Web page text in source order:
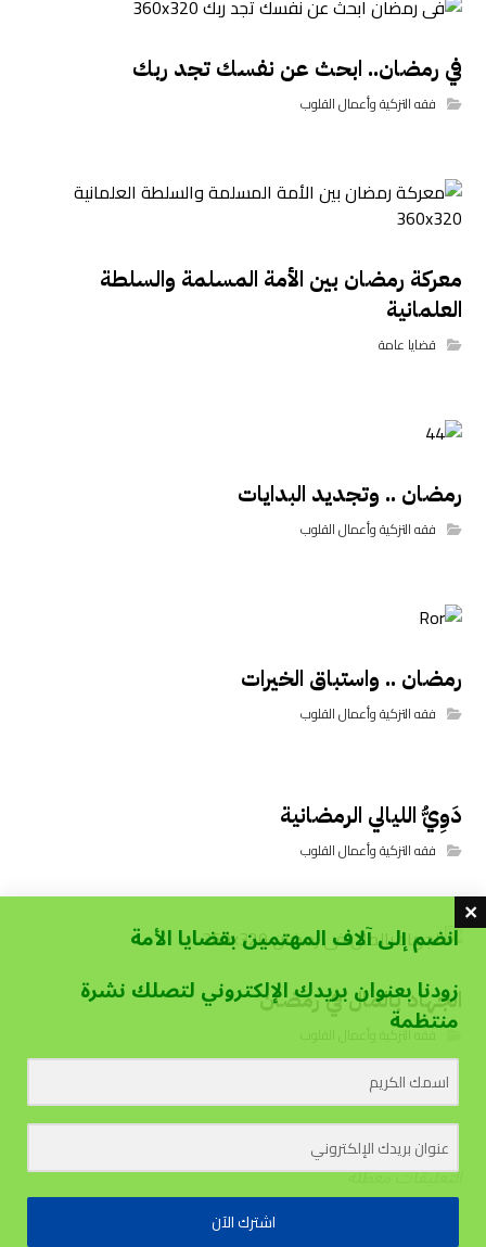
في رمضان.. ابحث عن نفسك تجد ربك
فقه التزكية وأعمال القلوب
معركة رمضان بين الأمة المسلمة والسلطة
العلمانية
قضايا عامة
رمضان .. وتجديد البدايات
فقه التزكية وأعمال القلوب
رمضان .. واستباق الخيرات
فقه التزكية وأعمال القلوب
دَوِيُّ الليالي الرمضانية
فقه التزكية وأعمال القلوب
الجهاد بالمال في رمضان
فقه التزكية وأعمال القلوب
التعليقات معطلة
انضم إلى آلاف المهتمين بقضايا الأمة
زودنا بعنوان بريدك الإلكتروني لتصلك نشرة
منتظمة
اشترك الآن